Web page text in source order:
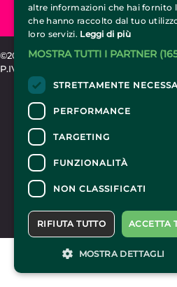
©2015-2024 CIRCUSTICKET.IT |
P.IVA 11318020010 | REA TO-1203889
PER INFORMAZIONI E
BIGLIETTERIA
PER INFORMAZIONI SUL
RIVOLGERSI ALL'
DICHIARAZIONE DI
altre informazioni che hai fornito
che hanno raccolto dal tuo
loro servizi. Leggi di più
MOSTRA TUTTI I PARTNER
STRETTAMENTE
PERFORMANCE
TARGETING
FUNZIONALITÀ
NON CLASSIFICATI
ACCETTA
RIFIUTA TUTTO
MOSTRA DETTAGLI